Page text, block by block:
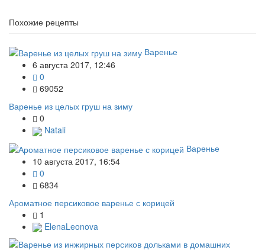
Похожие рецепты
Варенье
6 августа 2017, 12:46
0
69052
Варенье из целых груш на зиму
0
Natali
Варенье
10 августа 2017, 16:54
0
6834
Ароматное персиковое варенье с корицей
1
ElenaLeonova